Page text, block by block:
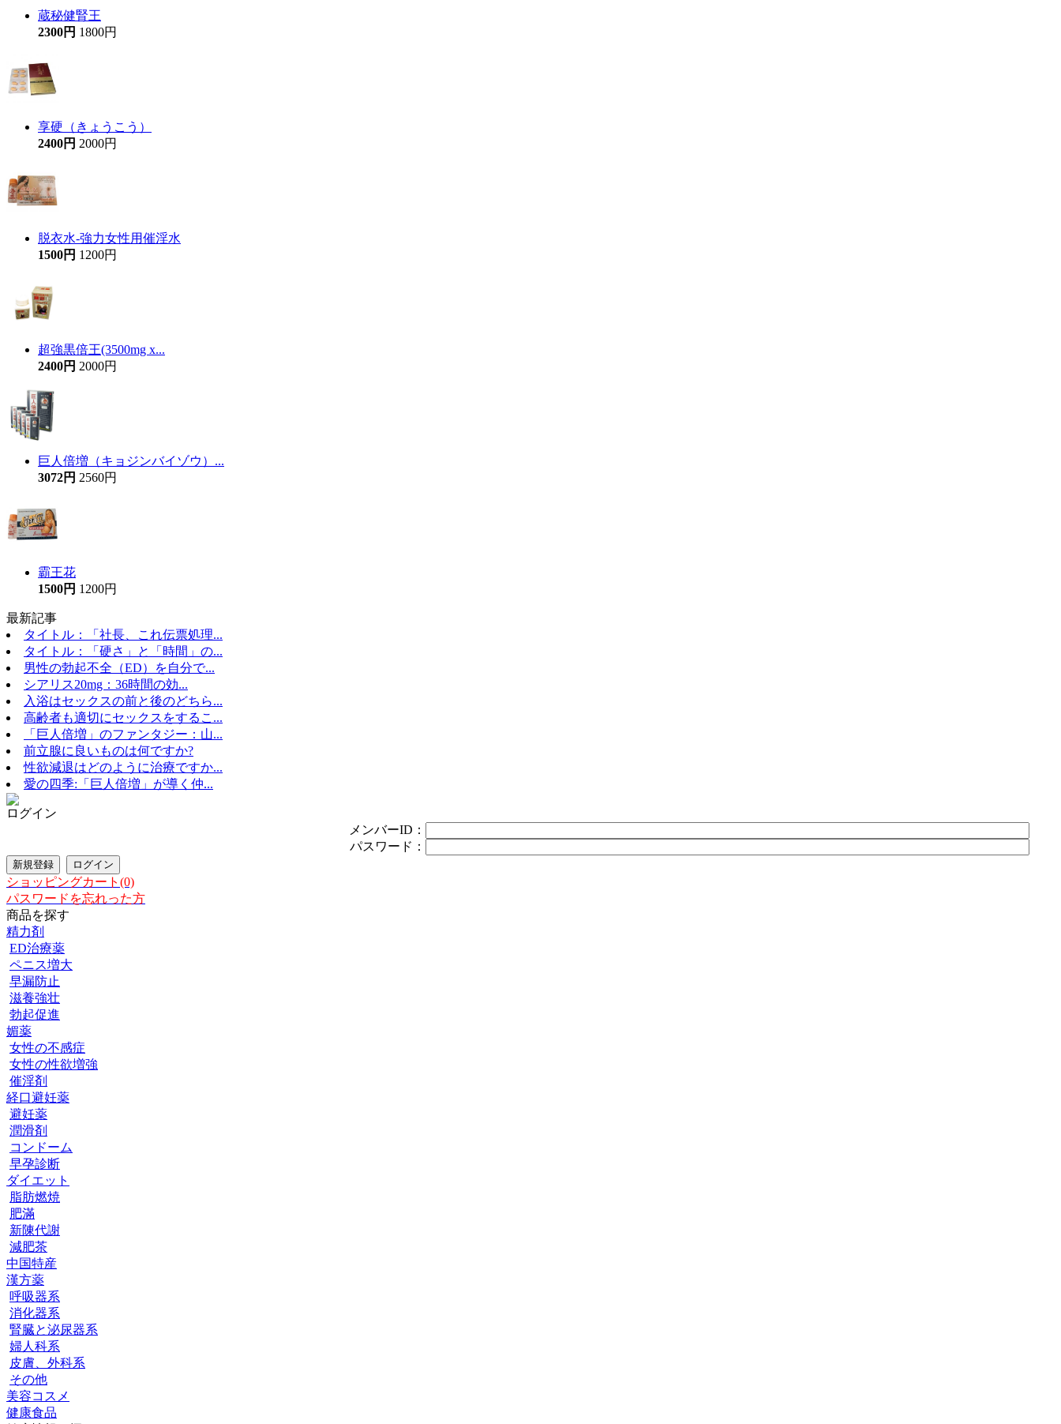
蔵秘健腎王
2300円 1800円
享硬（きょうこう）
2400円 2000円
脱衣水-強力女性用催淫水
1500円 1200円
超強黒倍王(3500mg x...
2400円 2000円
巨人倍増（キョジンバイゾウ）...
3072円 2560円
霸王花
1500円 1200円
最新記事
タイトル：「社長、これ伝票処理...
タイトル：「硬さ」と「時間」の...
男性の勃起不全（ED）を自分で...
シアリス20mg：36時間の効...
入浴はセックスの前と後のどちら...
高齢者も適切にセックスをするこ...
「巨人倍増」のファンタジー：山...
前立腺に良いものは何ですか?
性欲減退はどのように治療ですか...
愛の四季:「巨人倍増」が導く仲...
ログイン
メンバーID：
パスワード：
ショッピングカート(0)
パスワードを忘れった方
商品を探す
精力剤
ED治療薬
ペニス増大
早漏防止
滋養強壮
勃起促進
媚薬
女性の不感症
女性の性欲増強
催淫剤
経口避妊薬
避妊薬
潤滑剤
コンドーム
早孕診断
ダイエット
脂肪燃焼
肥滿
新陳代謝
減肥茶
中国特産
漢方薬
呼吸器系
消化器系
腎臓と泌尿器系
婦人科系
皮膚、外科系
その他
美容コスメ
健康食品